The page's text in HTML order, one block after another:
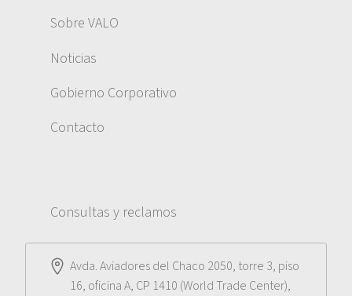
Sobre VALO
Noticias
Gobierno Corporativo
Contacto
Consultas y reclamos
Avda. Aviadores del Chaco 2050, torre 3, piso
16, oficina A, CP 1410 (World Trade Center),